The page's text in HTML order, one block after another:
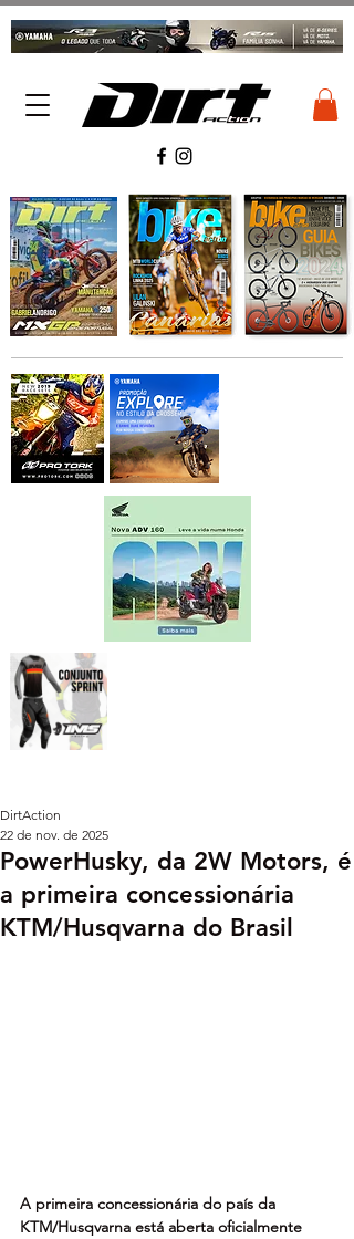
PowerHusky, da 2W Motors, é
a primeira concessionária
KTM/Husqvarna do Brasil
DirtAction
22 de nov. de 2025
A primeira concessionária do país da
KTM/Husqvarna está aberta oficialmente